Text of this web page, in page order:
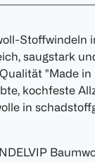
Stoffwindeln
saugstark
"Made in
kochfeste
in